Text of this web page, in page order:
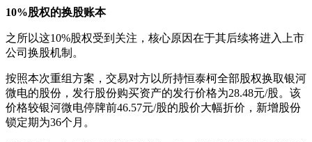
10%股权的换股账本
之所以这10%股权受到关注，核心原因在于其后续将进入上市
公司换股机制。
按照本次重组方案，交易对方以所持恒泰柯全部股权换取银河
微电的股份，发行股份购买资产的发行价格为28.48元/股。该
价格较银河微电停牌前46.57元/股的股价大幅折价，新增股份
锁定期为36个月。